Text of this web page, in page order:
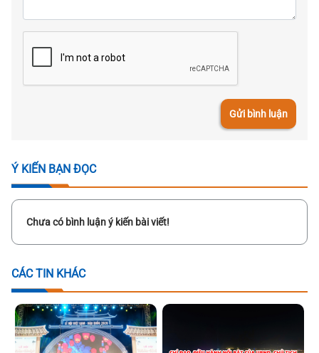
Gửi bình luận
Ý KIẾN BẠN ĐỌC
Chưa có bình luận ý kiến bài viết!
CÁC TIN KHÁC